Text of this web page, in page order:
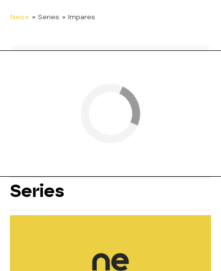
Neox » Series » Impares
Series